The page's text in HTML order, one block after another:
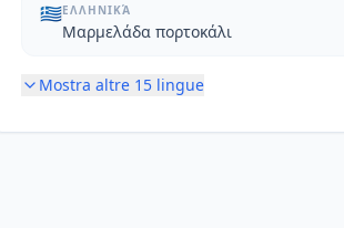
🇬🇷ΕΛΛΗΝΙΚΆ
Μαρμελάδα πορτοκάλι
Mostra altre 15 lingue